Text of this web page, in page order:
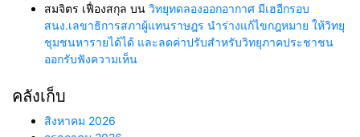
สมจิตร เฟื่องสกุล บน วิทยุทดลองออกอากาศ มีเฮอีกรอบ
สนง.เลขาธิการสภาผู้แทนราษฎร นำร่างแก้ไขกฎหมาย ให้วิทยุ
ชุมชนหารายได้ได้ และลดค่าปรับสำหรับวิทยุภาคประชาชน
ออกรับฟังความเห็น
คลังเก็บ
สิงหาคม 2026